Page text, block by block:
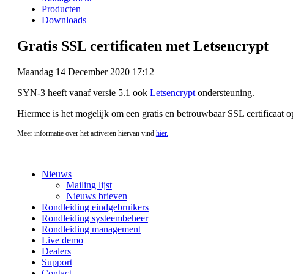
Producten
Downloads
Gratis SSL certificaten met Letsencrypt
Maandag 14 December 2020 17:12
SYN-3 heeft vanaf versie 5.1 ook Letsencryptondersteuning.
Hiermee is het mogelijk om een gratis en betrouwbaar SSL certificaat
Meer informatie over het activeren hiervan vind hier.
Nieuws
Mailing lijst
Nieuws brieven
Rondleiding eindgebruikers
Rondleiding systeembeheer
Rondleiding management
Live demo
Dealers
Support